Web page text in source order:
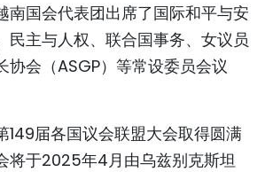
南国会代表团出席了国际和平与安
民主与人权、联合国事务、女议员
协会（ASGP）等常设委员会议
149届各国议会联盟大会取得圆满
将于2025年4月由乌兹别克斯坦